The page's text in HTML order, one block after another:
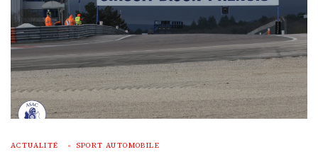
ACTUALITÉ SPORT AUTOMOBILE